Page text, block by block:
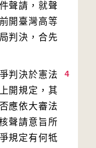
聲請，就聲
開臺灣高等
判決，合先
4
判決於憲法
開規定，其
應依大審法
聲請意旨所
規定有何牴